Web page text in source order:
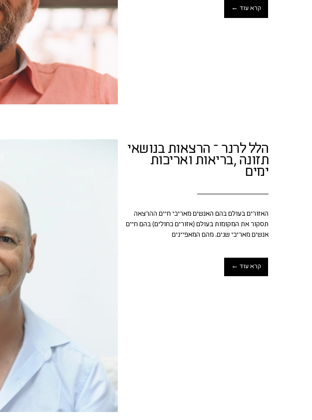
קרא עוד ←
הלל לרנר – הרצאות בנושאי
תזונה ,בריאות ואריכות
ימים
האזורים בעולם בהם האנשים מאריכי חיים ההרצאה
תסקור את המקומות בעולם (אזורים כחולים) בהם חיים
אנשים מאריכי שנים. מהם המאפיינים
קרא עוד ←